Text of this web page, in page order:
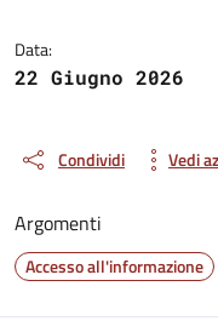
Data:
22 Giugno 2026
Condividi Vedi
Argomenti
Accesso all'informazione